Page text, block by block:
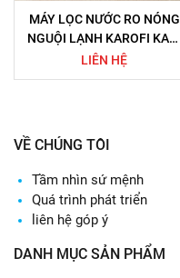
MÁY LỌC NƯỚC RO NÓNG
NGUỘI LẠNH KAROFI KAD-
X68 11 LÕI
LIÊN HỆ
VỀ CHÚNG TÔI
Tầm nhìn sứ mệnh
Quá trình phát triển
liên hệ góp ý
DANH MỤC SẢN PHẨM